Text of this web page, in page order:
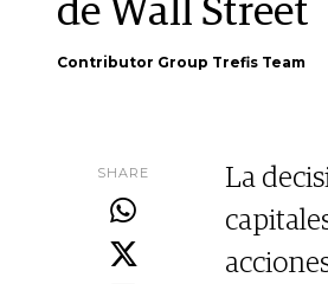
de Wall Street
Contributor Group Trefis Team
SHARE
La